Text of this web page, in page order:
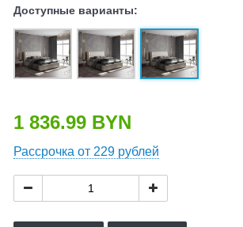
Доступные варианты:
1 836.99 BYN
Рассрочка от 229 рублей